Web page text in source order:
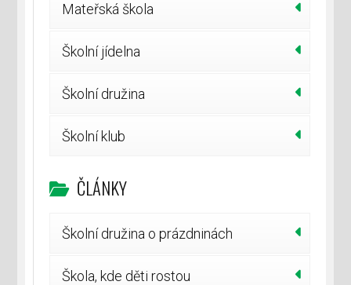
Mateřská škola
Školní jídelna
Školní družina
Školní klub
ČLÁNKY
Školní družina o prázdninách
Škola, kde děti rostou